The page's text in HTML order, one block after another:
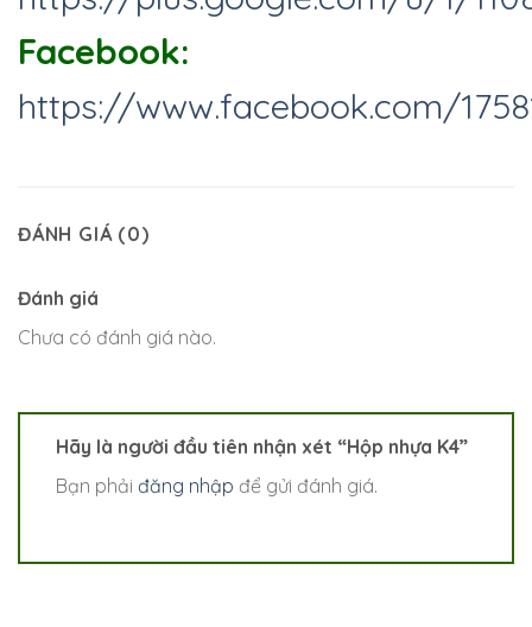
Facebook:
https://www.facebook.com/
ĐÁNH GIÁ (0)
Đánh giá
Chưa có đánh giá nào.
Hãy là người đầu tiên nhận xét “Hộp nhựa K4”
Bạn phải đăng nhập để gửi đánh giá.